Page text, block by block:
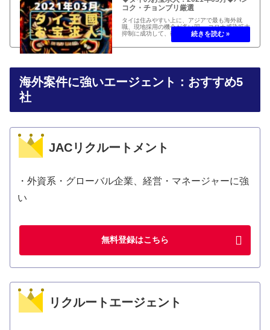
コク・チョンブリ厳選
タイは住みやすい上に、アジアで最も海外就
職、現地採用の機会が多い国。 コロナ感染拡大
抑制に成功して、徐々に経済制限緩和が進み、
経済回復中。 駐在員帰国に伴う高額給与案件も
散見される2021年03月のタイのお宝求人をお
海外案件に強いエージェント：おすすめ5
社
JACリクルートメント
・外資系・グローバル企業、経営・マネージャーに強
い
無料登録はこちら
リクルートエージェント